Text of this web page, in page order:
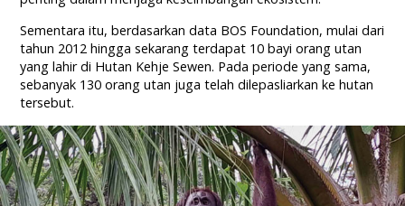
Sementara itu, berdasarkan data BOS Foundation, mulai dari
tahun 2012 hingga sekarang terdapat 10 bayi orang utan
yang lahir di Hutan Kehje Sewen. Pada periode yang sama,
sebanyak 130 orang utan juga telah dilepasliarkan ke hutan
tersebut.